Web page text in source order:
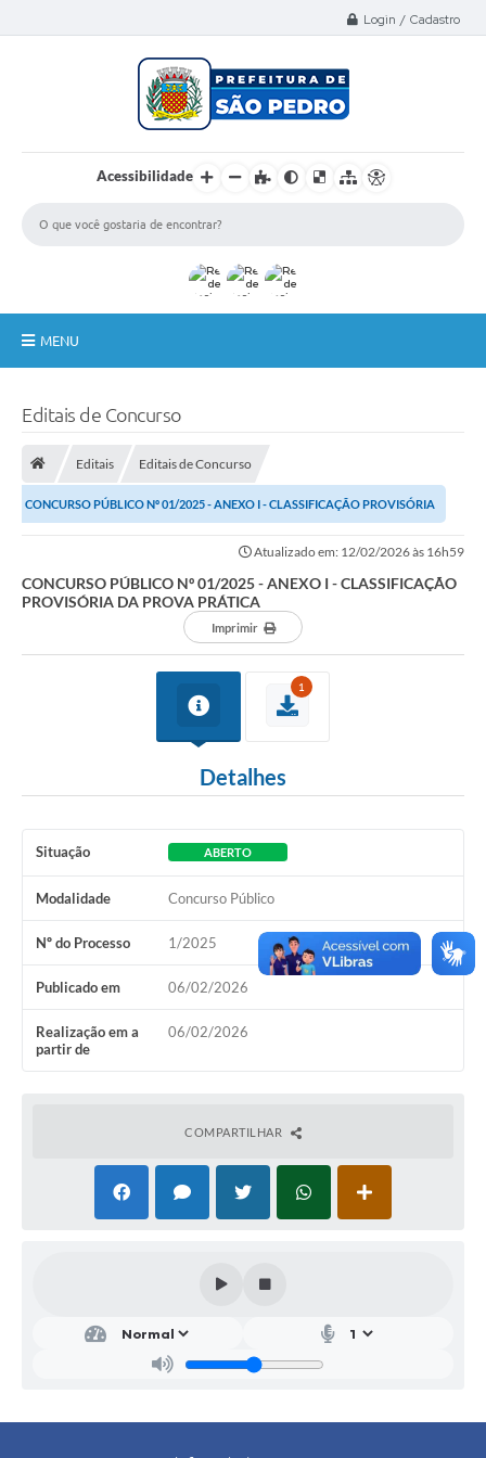
Login / Cadastro
Acessibilidade
MENU
Horários e itinerários dos ônibus urbanos de São Pedro
Queimada é crime! Denuncie!
Protocolo - Instruções e modelos de requerimentos
Editais
Formulários
Ouvidoria
SIC
Conselhos Municipais
Telefones Úteis
Editais de Concurso
Editais Editais de Concurso
CONCURSO PÚBLICO Nº 01/2025 - ANEXO I - CLASSIFICAÇÃO PROVISÓRIA
Atualizado em: 12/02/2026 às 16h59
CONCURSO PÚBLICO Nº 01/2025 - ANEXO I - CLASSIFICAÇÃO
PROVISÓRIA DA PROVA PRÁTICA
Imprimir
1
Detalhes
Situação ABERTO
Modalidade Concurso Público
Nº do Processo 1/2025
Publicado em 06/02/2026
Realização em a
partir de
06/02/2026
COMPARTILHAR